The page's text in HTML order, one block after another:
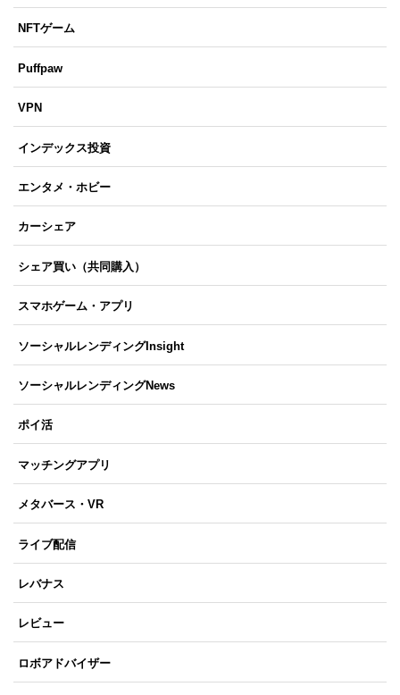
NFTゲーム
Puffpaw
VPN
インデックス投資
エンタメ・ホビー
カーシェア
シェア買い（共同購入）
スマホゲーム・アプリ
ソーシャルレンディングInsight
ソーシャルレンディングNews
ポイ活
マッチングアプリ
メタバース・VR
ライブ配信
レバナス
レビュー
ロボアドバイザー